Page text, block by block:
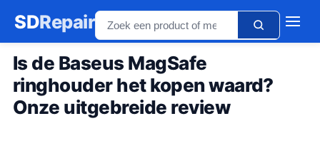
SDRepair
Is de Baseus MagSafe
ringhouder het kopen waard?
Onze uitgebreide review